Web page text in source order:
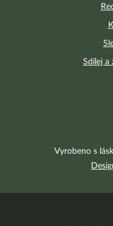
Sdílej a
Vyrobeno s